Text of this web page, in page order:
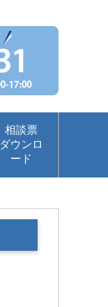
相談票
ダウンロ
ード